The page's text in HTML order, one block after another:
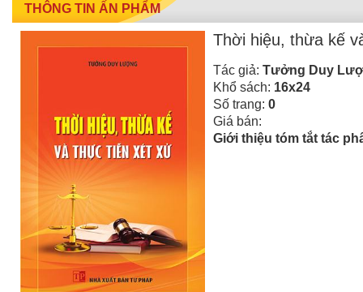
THÔNG TIN ẤN PHẨM
Thời hiệu, thừa kế
Tác giả: Tưởng Duy
Khổ sách: 16x24
Số trang: 0
Giá bán:
Giới thiệu tóm tắt tác